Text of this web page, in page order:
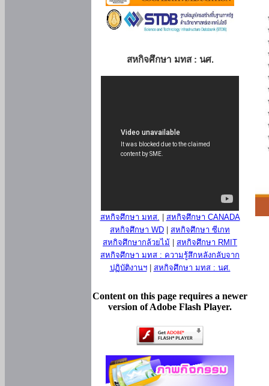
สหกิจศึกษา มทส : นศ.
สหกิจศึกษา มทส.
สหกิจศึกษา CANADA
สหกิจศึกษา WD
สหกิจศึกษา ซีเกท
สหกิจศึกษากล้วยไม้
สหกิจศึกษา RMIT
สหกิจศึกษา มทส : ความรู้สึกหลังกลับจาก
ปฏิบัติงานฯ| สหกิจศึกษา มทส : นศ.
Content on this page requires a newer
version of Adobe Flash Player.